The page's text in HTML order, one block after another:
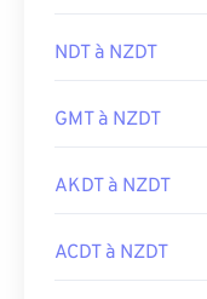
NDT à NZDT
GMT à NZDT
AKDT à NZDT
ACDT à NZDT